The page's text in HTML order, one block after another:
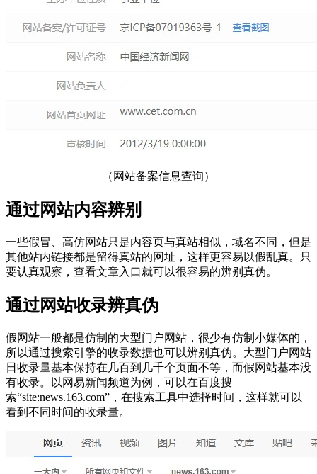
（网站备案信息查询）
通过网站内容辨别
一些假冒、高仿网站只是内容页与真站相似，域名不同，但是
其他站内链接都是留得真站的网址，这样更容易以假乱真。只
要认真观察，查看文章入口就可以很容易的辨别真伪。
通过网站收录辨真伪
假网站一般都是仿制的大型门户网站，很少有仿制小媒体的，
所以通过搜索引擎的收录数据也可以辨别真伪。大型门户网站
日收录量基本保持在几百到几千个页面不等，而假网站基本没
有收录。以网易新闻频道为例，可以在百度搜
索“site:news.163.com”，在搜索工具中选择时间，这样就可以
看到不同时间的收录量。